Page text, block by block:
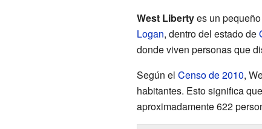
West Libertyes un pequeño
Logan, dentro del estado de
donde viven personas que
Según el Censo de 2010,
habitantes. Esto significa
aproximadamente 622